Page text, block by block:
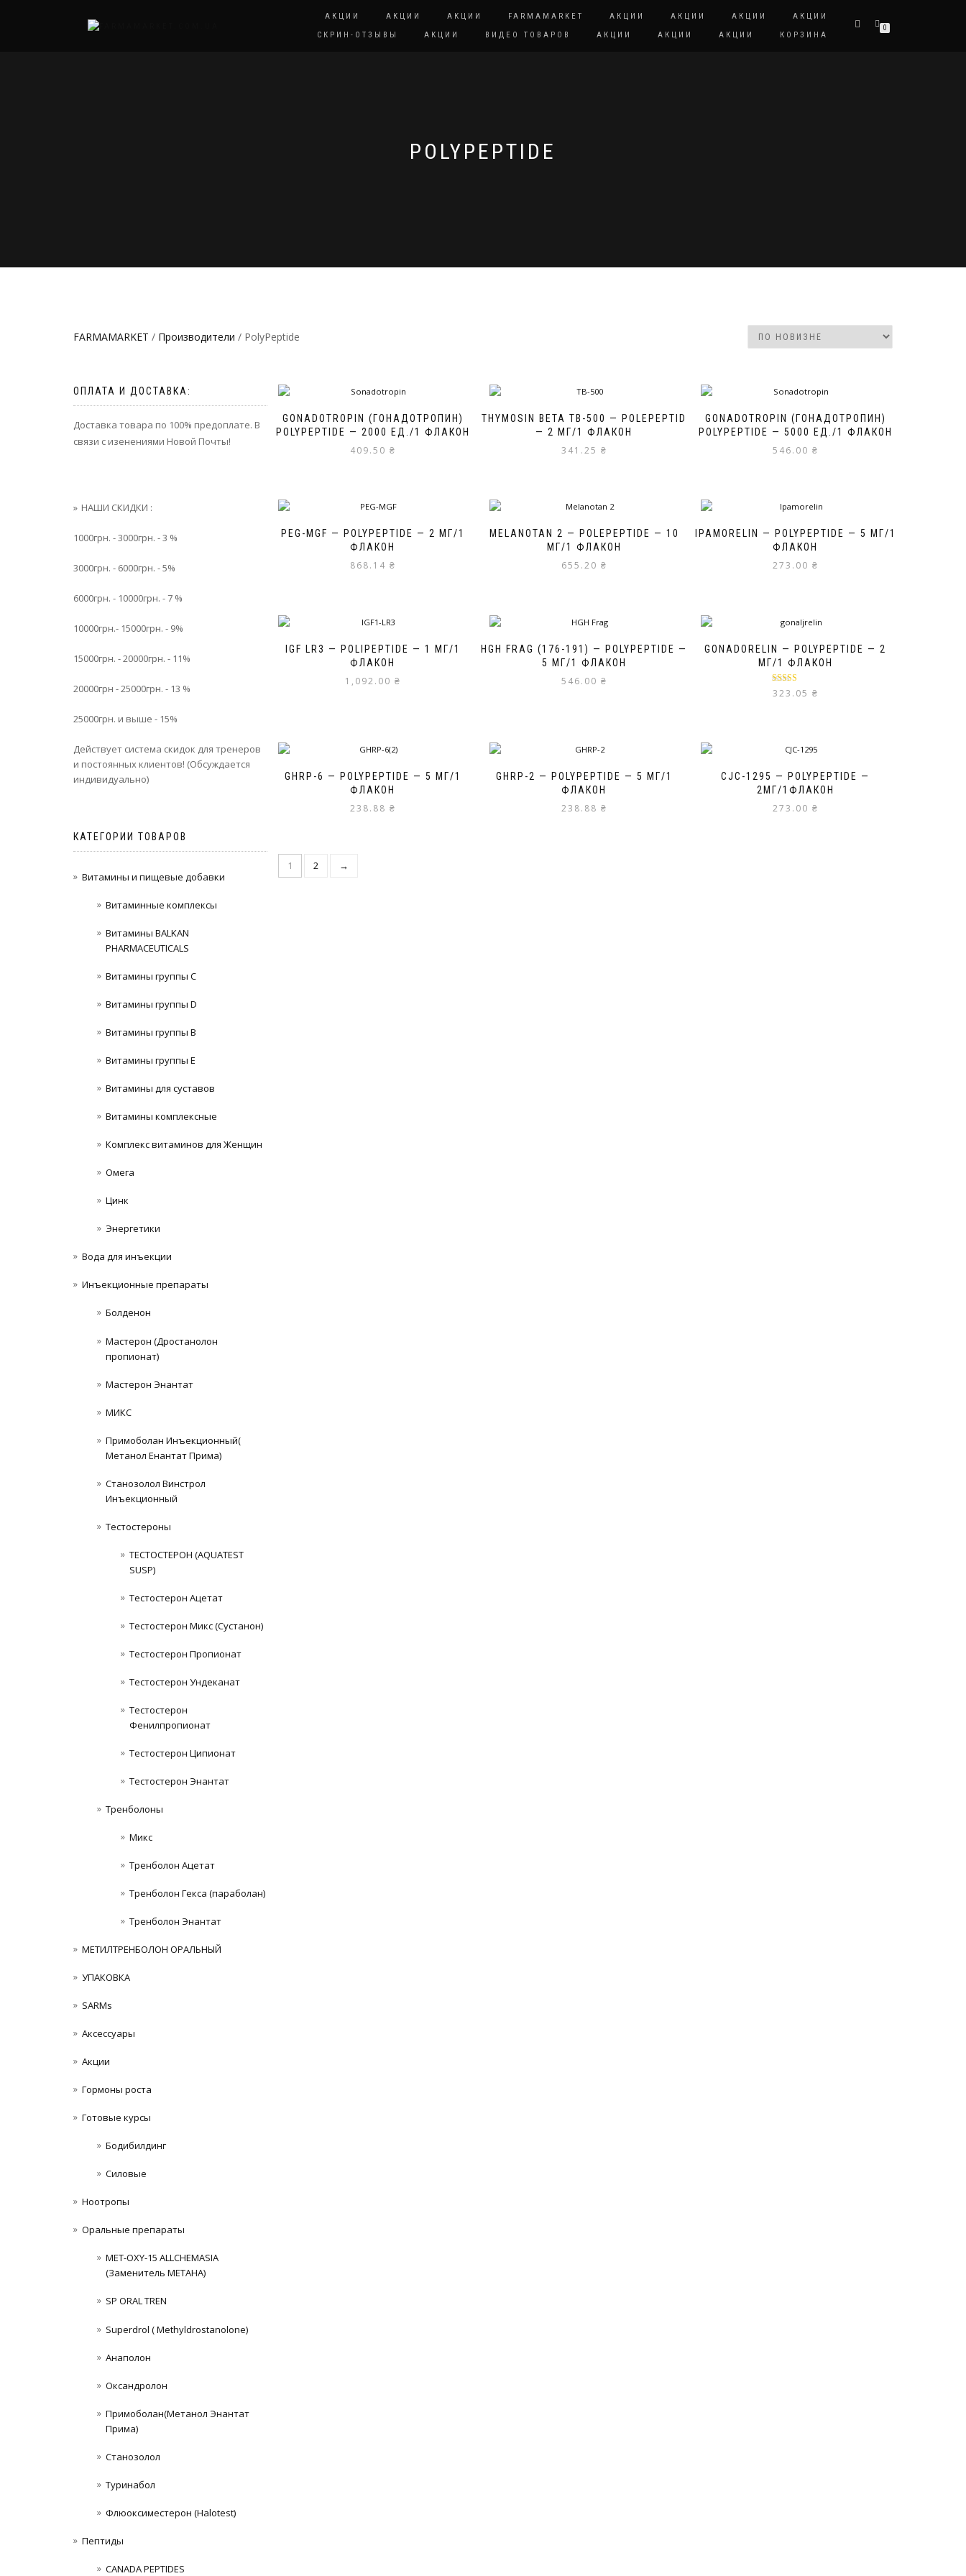
АКЦИИ АКЦИИ АКЦИИ FARMAMARKET АКЦИИ АКЦИИ АКЦИИ
АКЦИИ
СКРИН-ОТЗЫВЫ
АКЦИИ ВИДЕО ТОВАРОВ АКЦИИ АКЦИИ АКЦИИ КОРЗИНА
0
POLYPEPTIDE
FARMAMARKET / Производители / PolyPeptide
GONADOTROPIN (ГОНАДОТРОПИН)
POLYPEPTIDE — 2000 ЕД./1 ФЛАКОН
409.50 ₴
THYMOSIN BETA TB-500 — POLEPEPTID
— 2 МГ/1 ФЛАКОН
341.25 ₴
GONADOTROPIN (ГОНАДОТРОПИН)
POLYPEPTIDE — 5000 ЕД./1 ФЛАКОН
546.00 ₴
PEG-MGF — POLYPEPTIDE — 2 МГ/1
ФЛАКОН
868.14 ₴
MELANOTAN 2 — POLEPEPTIDE — 10
МГ/1 ФЛАКОН
655.20 ₴
IPAMORELIN — POLYPEPTIDE — 5 МГ/1
ФЛАКОН
273.00 ₴
IGF LR3 — POLIPEPTIDE — 1 МГ/1
ФЛАКОН
1,092.00 ₴
HGH FRAG (176-191) — POLYPEPTIDE —
5 МГ/1 ФЛАКОН
546.00 ₴
GONADORELIN — POLYPEPTIDE — 2
МГ/1 ФЛАКОН
Оценка5.00
из 5
323.05 ₴
GHRP-6 — POLYPEPTIDE — 5 МГ/1
ФЛАКОН
238.88 ₴
GHRP-2 — POLYPEPTIDE — 5 МГ/1
ФЛАКОН
238.88 ₴
CJC-1295 — POLYPEPTIDE —
2МГ/1ФЛАКОН
273.00 ₴
1 2 →
ОПЛАТА И ДОСТАВКА:
Доставка товара по 100% предоплате. В
связи с изенениями Новой Почты!
НАШИ СКИДКИ :
1000грн. - 3000грн. - 3 %
3000грн. - 6000грн. - 5%
6000грн. - 10000грн. - 7 %
10000грн.- 15000грн. - 9%
15000грн. - 20000грн. - 11%
20000грн - 25000грн. - 13 %
25000грн. и выше - 15%
Действует система скидок для тренеров
и постоянных клиентов! (Обсуждается
индивидуально)
КАТЕГОРИИ ТОВАРОВ
Витамины и пищевые добавки
Витаминные комплексы
Витамины BALKAN
PHARMACEUTICALS
Витамины группы C
Витамины группы D
Витамины группы В
Витамины группы Е
Витамины для суставов
Витамины комплексные
Комплекс витаминов для Женщин
Омега
Цинк
Энергетики
Вода для инъекции
Инъeкциoнныe препараты
Болденон
Мастерон (Дростанолон
пропионат)
Мастерон Энантат
МИКС
Примоболан Инъекционный(
Метанол Енантат Прима)
Станозолол Винстрол
Инъекционный
Тестостероны
ТЕСТОСТЕРОН (AQUATEST
SUSP)
Тестостерон Ацетат
Тестостерон Микс (Сустанон)
Тестостерон Пропионат
Тестостерон Ундеканат
Тестостерон
Фенилпропионат
Тестостерон Ципионат
Тестостерон Энантат
Тренболоны
Микс
Тренболон Ацетат
Тренболон Гекса (параболан)
Тренболон Энантат
МЕТИЛТРЕНБОЛОН ОРАЛЬНЫЙ
УПАКОВКА
SARMs
Аксессуары
Акции
Гормоны роста
Готовые курсы
Бодибилдинг
Силовые
Ноотропы
Оральные препараты
MET-OXY-15 ALLCHEMASIA
(Заменитель МЕТАНА)
SP ORAL TREN
Superdrol ( Methyldrostanolone)
Анаполон
Оксандролон
Примоболан(Метанол Энантат
Прима)
Станoзолол
Туринабол
Флюоксиместерон (Halotest)
Пептиды
CANADA PEPTIDES